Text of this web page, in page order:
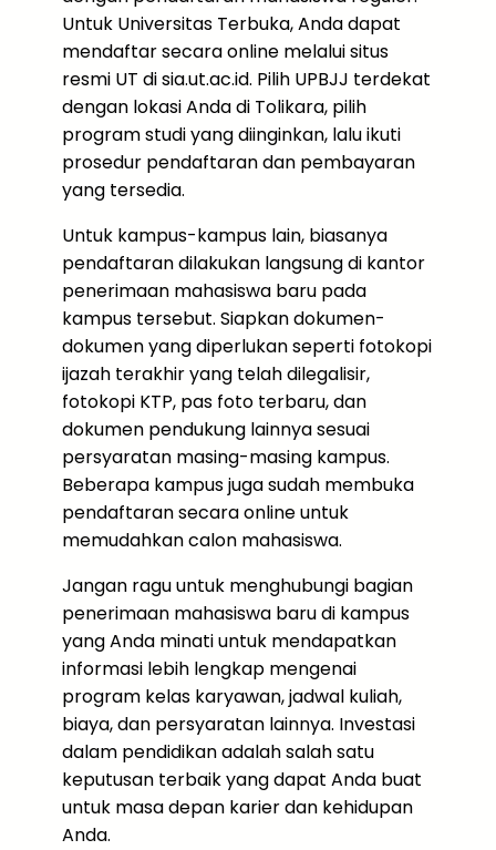
Untuk Universitas Terbuka, Anda dapat
mendaftar secara online melalui situs
resmi UT di sia.ut.ac.id. Pilih UPBJJ terdekat
dengan lokasi Anda di Tolikara, pilih
program studi yang diinginkan, lalu ikuti
prosedur pendaftaran dan pembayaran
yang tersedia.
Untuk kampus-kampus lain, biasanya
pendaftaran dilakukan langsung di kantor
penerimaan mahasiswa baru pada
kampus tersebut. Siapkan dokumen-
dokumen yang diperlukan seperti fotokopi
ijazah terakhir yang telah dilegalisir,
fotokopi KTP, pas foto terbaru, dan
dokumen pendukung lainnya sesuai
persyaratan masing-masing kampus.
Beberapa kampus juga sudah membuka
pendaftaran secara online untuk
memudahkan calon mahasiswa.
Jangan ragu untuk menghubungi bagian
penerimaan mahasiswa baru di kampus
yang Anda minati untuk mendapatkan
informasi lebih lengkap mengenai
program kelas karyawan, jadwal kuliah,
biaya, dan persyaratan lainnya. Investasi
dalam pendidikan adalah salah satu
keputusan terbaik yang dapat Anda buat
untuk masa depan karier dan kehidupan
Anda.